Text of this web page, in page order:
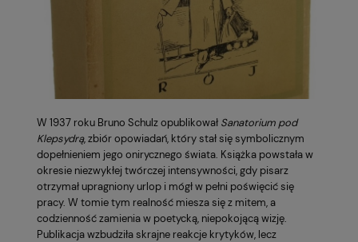
W 1937 roku Bruno Schulz opublikował Sanatorium pod
Klepsydrą, zbiór opowiadań, który stał się symbolicznym
dopełnieniem jego onirycznego świata. Książka powstała w
okresie niezwykłej twórczej intensywności, gdy pisarz
otrzymał upragniony urlop i mógł w pełni poświęcić się
pracy. W tomie tym realność miesza się z mitem, a
codzienność zamienia w poetycką, niepokojącą wizję.
Publikacja wzbudziła skrajne reakcje krytyków, lecz